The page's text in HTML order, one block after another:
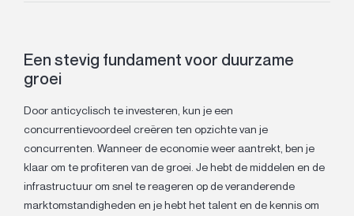
Een stevig fundament voor duurzame
groei
Door anticyclisch te investeren, kun je een
concurrentievoordeel creëren ten opzichte van je
concurrenten. Wanneer de economie weer aantrekt, ben je
klaar om te profiteren van de groei. Je hebt de middelen en de
infrastructuur om snel te reageren op de veranderende
marktomstandigheden en je hebt het talent en de kennis om